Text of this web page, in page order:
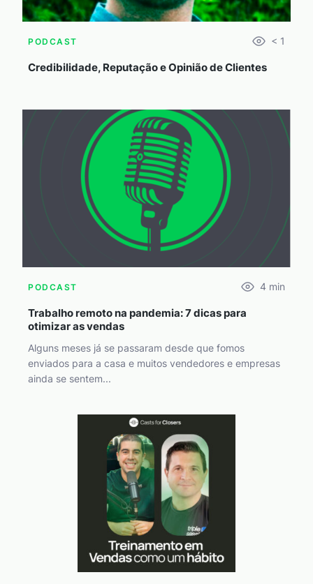
PODCAST < 1
Credibilidade, Reputação e Opinião de Clientes
PODCAST 4 min
Trabalho remoto na pandemia: 7 dicas para
otimizar as vendas
Alguns meses já se passaram desde que fomos
enviados para a casa e muitos vendedores e empresas
ainda se sentem...